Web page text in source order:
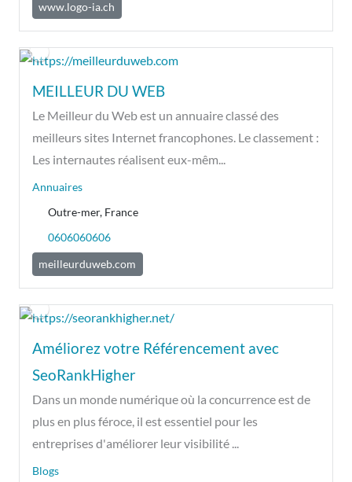
www.logo-ia.ch
MEILLEUR DU WEB
Le Meilleur du Web est un annuaire classé des
meilleurs sites Internet francophones. Le classement :
Les internautes réalisent eux-mêm...
Annuaires
Outre-mer, France
0606060606
meilleurduweb.com
Améliorez votre Référencement avec
SeoRankHigher
Dans un monde numérique où la concurrence est de
plus en plus féroce, il est essentiel pour les
entreprises d'améliorer leur visibilité ...
Blogs